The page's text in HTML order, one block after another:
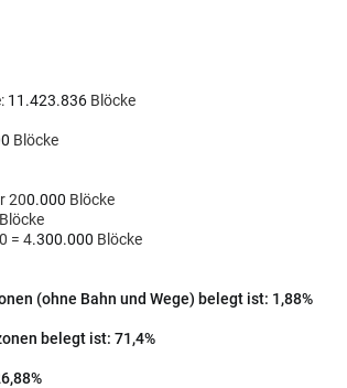
11.423.836 Blöcke
Blöcke
200.000 Blöcke
= 4.300.000 Blöcke
(ohne Bahn und Wege) belegt ist: 1,88%
belegt ist: 71,4%